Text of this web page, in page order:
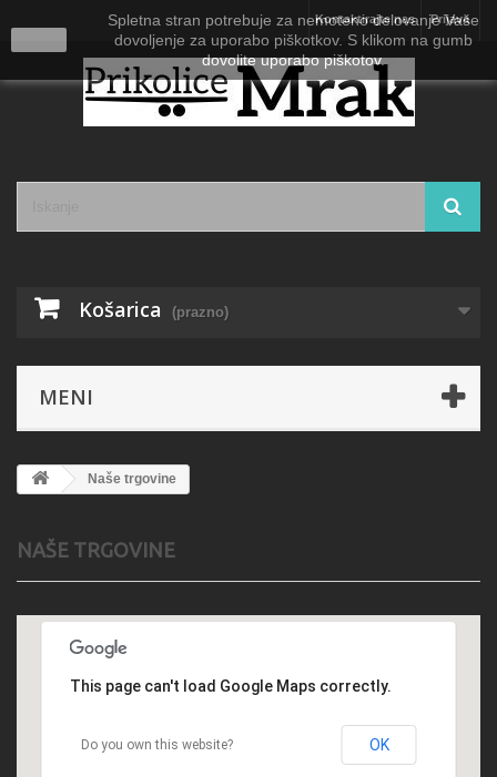
Prijava
Kontaktirajte nas
Košarica (prazno)
MENI
Naše trgovine
NAŠE TRGOVINE
This page can't load Google Maps correctly.
Do you own this website? OK
Spletna stran potrebuje za nemoteno delovanje Vaše
dovoljenje za uporabo piškotkov. S klikom na gumb
dovolite uporabo piškotov.